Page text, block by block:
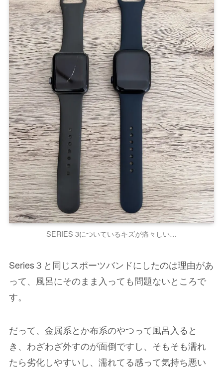
SERIES 3についているキズが痛々しい…
Series３と同じスポーツバンドにしたのは理由があ
って、風呂にそのまま入っても問題ないところで
す。
だって、金属系とか布系のやつって風呂入ると
き、わざわざ外すのが面倒ですし、そもそも濡れ
たら劣化しやすいし、濡れてる感って気持ち悪い